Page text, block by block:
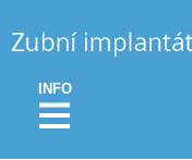
INFO